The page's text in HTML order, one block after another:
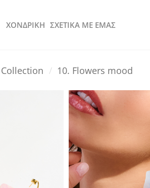
ΧΟΝΔΡΙΚΗ ΣΧΕΤΙΚΑ ΜΕ ΕΜΑΣ
Collection / 10. Flowers mood